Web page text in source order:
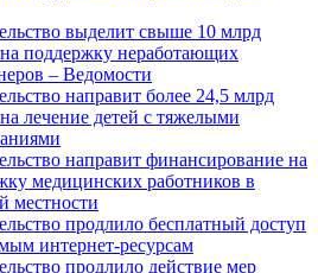
выделит свыше 10 млрд
поддержку неработающих
– Ведомости
направит более 24,5 млрд
лечение детей с тяжелыми
направит финансирование на
медицинских работников в
местности
продлило бесплатный доступ
интернет-ресурсам
продлило действие мер